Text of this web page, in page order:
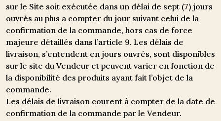
sur le Site soit exécutée dans un délai de sept (7) jours
ouvrés au plus a compter du jour suivant celui de la
confirmation de la commande, hors cas de force
majeure détaillés dans l’article 9. Les délais de
livraison, s’entendent en jours ouvrés, sont disponibles
sur le site du Vendeur et peuvent varier en fonction de
la disponibilité des produits ayant fait l’objet de la
commande.
Les délais de livraison courent à compter de la date de
confirmation de la commande par le Vendeur.